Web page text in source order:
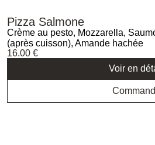
Pizza Salmone
Crème au pesto, Mozzarella,
(après cuisson), Amande hachée
16.00 €
Voir en